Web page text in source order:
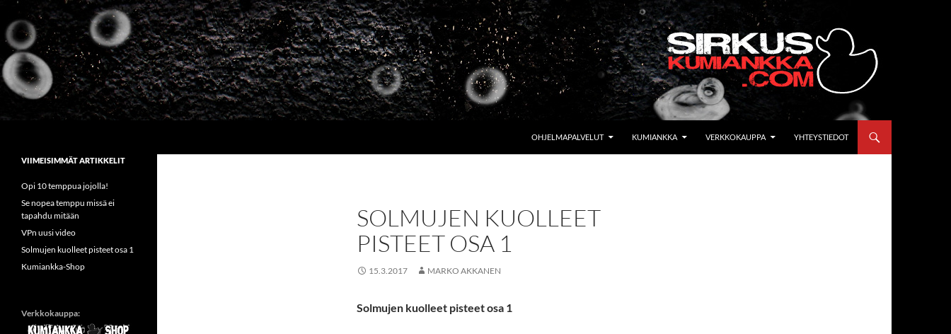
Siirry
sisältöön
OHJELMAPALVELUT KUMIANKKA VERKKOKAUPPA YHTEYSTIEDOT
SOLMUJEN KUOLLEET
PISTEET OSA 1
15.3.2017 MARKO AKKANEN
Solmujen kuolleet pisteet osa 1
Sirkus Kumiankka
VIIMEISIMMÄT ARTIKKELIT
Opi 10 temppua jojolla!
Se nopea temppu missä ei
tapahdu mitään
VPn uusi video
Solmujen kuolleet pisteet osa 1
Kumiankka-Shop
Verkkokauppa: